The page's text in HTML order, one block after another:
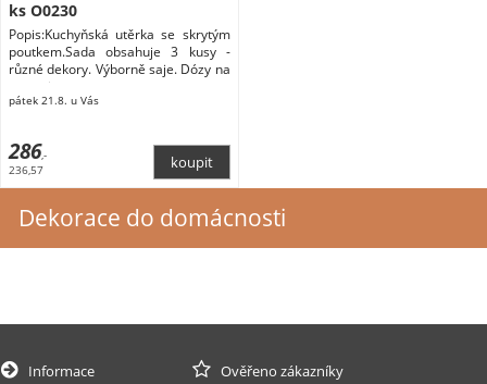
ks O0230
Popis:Kuchyňská utěrka se skrytým
poutkem.Sada obsahuje 3 kusy -
různé dekory. Výborně saje. Dózy na
potraviny
pátek 21.8. u Vás
286,-
236,57
Dekorace do domácnosti
Informace Ověřeno zákazníky